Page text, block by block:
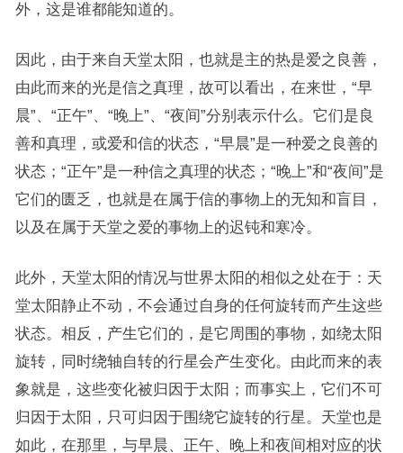
外，这是谁都能知道的。
因此，由于来自天堂太阳，也就是主的热是爱之良善，
由此而来的光是信之真理，故可以看出，在来世，“早
晨”、“正午”、“晚上”、“夜间”分别表示什么。它们是良
善和真理，或爱和信的状态，“早晨”是一种爱之良善的
状态；“正午”是一种信之真理的状态；“晚上”和“夜间”是
它们的匮乏，也就是在属于信的事物上的无知和盲目，
以及在属于天堂之爱的事物上的迟钝和寒冷。
此外，天堂太阳的情况与世界太阳的相似之处在于：天
堂太阳静止不动，不会通过自身的任何旋转而产生这些
状态。相反，产生它们的，是它周围的事物，如绕太阳
旋转，同时绕轴自转的行星会产生变化。由此而来的表
象就是，这些变化被归因于太阳；而事实上，它们不可
归因于太阳，只可归因于围绕它旋转的行星。天堂也是
如此，在那里，与早晨、正午、晚上和夜间相对应的状